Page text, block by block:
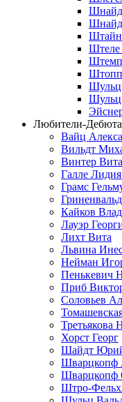
Штеле
Шульц
Шульц
Любители-
Вайц
Вильдт
Винтер
Галле
Грамс
Кайков
Лауэр
Лихт Вита
Львина
Нейман
Пенькевич
Приб
Соловьев
Третьякова
Хорст Георг
Шайдт
Шварцкопф
Шварцкопф
Штро-